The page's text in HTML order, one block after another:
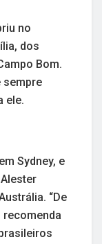
no
dos
Bom.
sempre
ele.
Sydney, e
“De
recomenda